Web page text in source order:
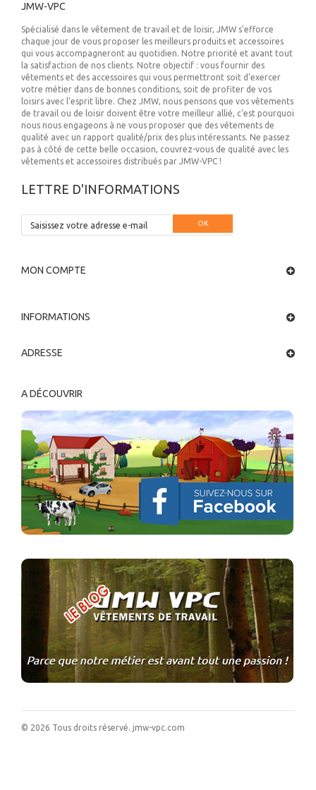
JMW-VPC
Spécialisé dans le vêtement de travail et de loisir, JMW s'efforce
chaque jour de vous proposer les meilleurs produits et accessoires
qui vous accompagneront au quotidien. Notre priorité et avant tout
la satisfaction de nos clients. Notre objectif : vous fournir des
vêtements et des accessoires qui vous permettront soit d'exercer
votre métier dans de bonnes conditions, soit de profiter de vos
loisirs avec l'esprit libre. Chez JMW, nous pensons que vos vêtements
de travail ou de loisir doivent être votre meilleur allié, c'est pourquoi
nous nous engageons à ne vous proposer que des vêtements de
qualité avec un rapport qualité/prix des plus intéressants. Ne passez
pas à côté de cette belle occasion, couvrez-vous de qualité avec les
vêtements et accessoires distribués par JMW-VPC !
LETTRE D'INFORMATIONS
OK
MON COMPTE
INFORMATIONS
ADRESSE
A DÉCOUVRIR
© 2026 Tous droits réservé. jmw-vpc.com